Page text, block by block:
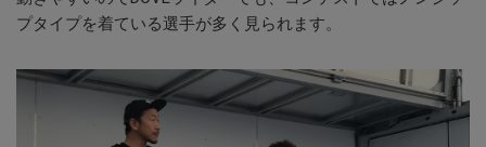
プタイプを着ている選手が多く見られます。